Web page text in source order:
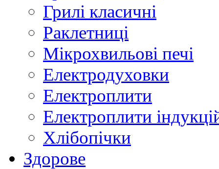
Грилі класичні
Раклетниці
Мікрохвильові печі
Електродуховки
Електроплити
Електроплити
Хлібопічки
Здорове